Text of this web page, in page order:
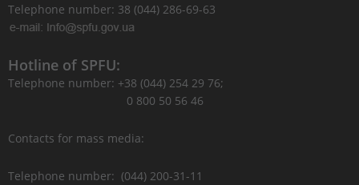
Telephone number: 38 (044) 286-69-63
Hotline of SPFU:
Telephone number: +38 (044) 254 29 76;
0 800 50 56 46
Contacts for mass media:
Telephone number: (044) 200-31-11